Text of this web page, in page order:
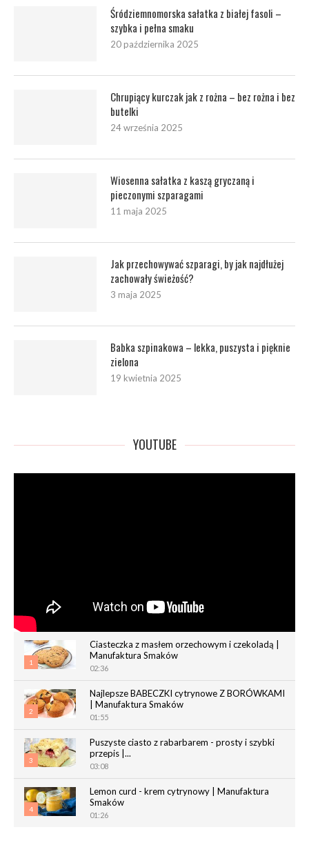
Śródziemnomorska sałatka z białej fasoli –
szybka i pełna smaku
20 października 2025
Chrupiący kurczak jak z rożna – bez rożna i bez
butelki
24 września 2025
Wiosenna sałatka z kaszą gryczaną i
pieczonymi szparagami
11 maja 2025
Jak przechowywać szparagi, by jak najdłużej
zachowały świeżość?
3 maja 2025
Babka szpinakowa – lekka, puszysta i pięknie
zielona
19 kwietnia 2025
YOUTUBE
1
Ciasteczka z masłem orzechowym i czekoladą |
Manufaktura Smaków
02:36
2
Najlepsze BABECZKI cytrynowe Z BORÓWKAMI
| Manufaktura Smaków
01:55
3
Puszyste ciasto z rabarbarem - prosty i szybki
przepis |...
03:08
4
Lemon curd - krem cytrynowy | Manufaktura
Smaków
01:26